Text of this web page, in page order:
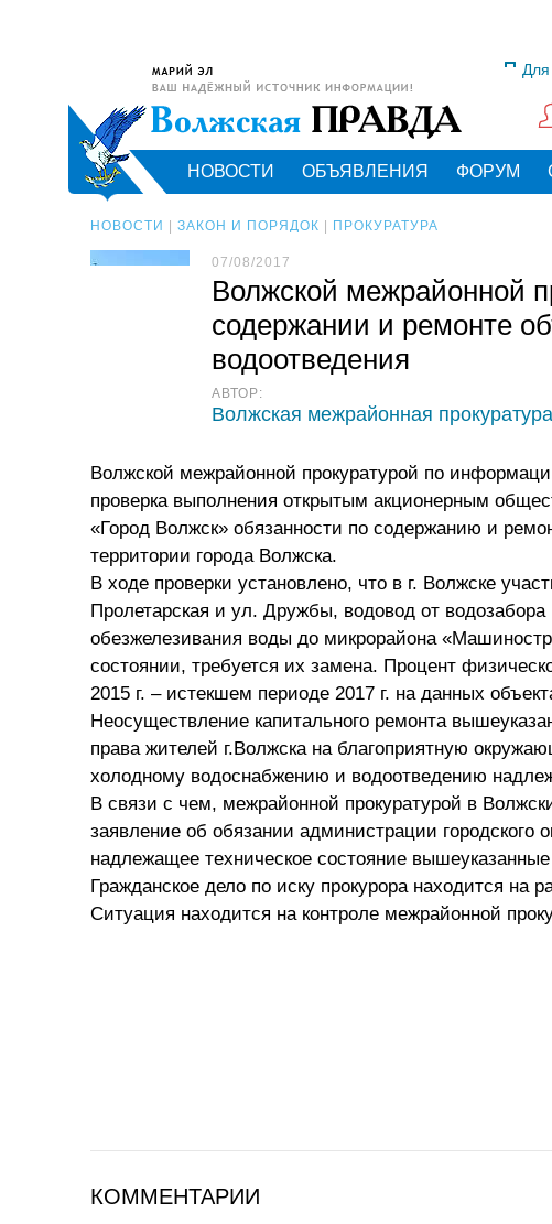
НОВОСТИ ОБЪЯВЛЕНИЯ ФОРУМ
НОВОСТИ ЗАКОН И ПОРЯДОК ПРОКУРАТУРА
07/08/2017
Волжской межрайонной
содержании и ремонте
водоотведения
АВТОР:
Волжская межрайонная прокуратура
Волжской межрайонной прокуратурой по
проверка выполнения открытым акционерным
«Город Волжск» обязанности по содержанию и
территории города Волжска.
В ходе проверки установлено, что в г. Волжске
Пролетарская и ул. Дружбы, водовод от
обезжелезивания воды до микрорайона
состоянии, требуется их замена. Процент
2015 г. – истекшем периоде 2017 г. на данных
Неосуществление капитального ремонта
права жителей г.Волжска на благоприятную
холодному водоснабжению и водоотведению
В связи с чем, межрайонной прокуратурой в
заявление об обязании администрации
надлежащее техническое состояние
Гражданское дело по иску прокурора находится на
Ситуация находится на контроле межрайонной
КОММЕНТАРИИ